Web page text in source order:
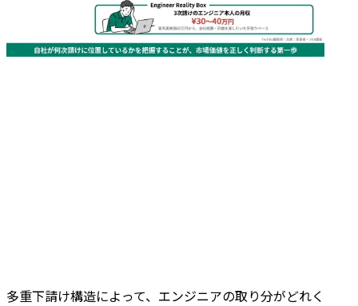
多重下請け構造によって、エンジニアの取り分がどれく